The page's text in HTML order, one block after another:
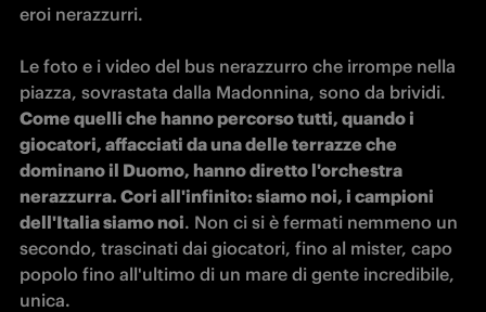
eroi nerazzurri.
Le foto e i video del bus nerazzurro che irrompe nella
piazza, sovrastata dalla Madonnina, sono da brividi.
Come quelli che hanno percorso tutti, quando i
giocatori, affacciati da una delle terrazze che
dominano il Duomo, hanno diretto l'orchestra
nerazzurra. Cori all'infinito: siamo noi, i campioni
dell'Italia siamo noi. Non ci si è fermati nemmeno un
secondo, trascinati dai giocatori, fino al mister, capo
popolo fino all'ultimo di un mare di gente incredibile,
unica.